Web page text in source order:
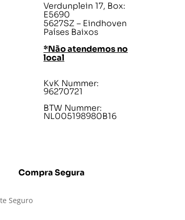
Verdunplein 17, Box:
E5690
5627SZ – Eindhoven
Países Baixos
*Não atendemos no
local
KvK Nummer:
96270721
BTW Nummer:
NL005198980B16
Compra Segura